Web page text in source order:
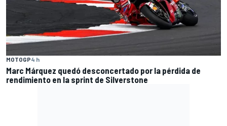
MOTOGP4 h
Marc Márquez quedó desconcertado por la pérdida de
rendimiento en la sprint de Silverstone